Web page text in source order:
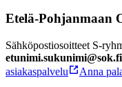
Etelä-Pohjanmaan
Sähköpostiosoitteet S-
etunimi.sukunimi@sok.fi
asiakaspalvelu
Anna